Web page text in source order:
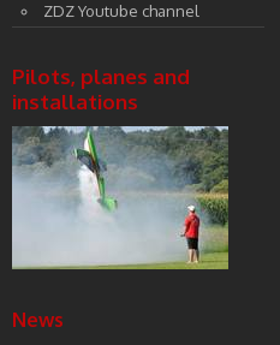
ZDZ Youtube channel
Pilots, planes and
installations
News